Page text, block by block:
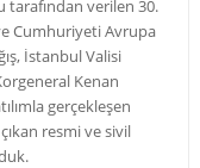
verilen 30.
Cumhuriyeti Avrupa
İstanbul Valisi
Kenan
gerçekleşen
resmi ve sivil